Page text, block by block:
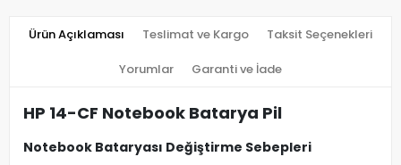
Ürün Açıklaması Teslimat ve Kargo Taksit Seçenekleri
Yorumlar Garanti ve İade
HP 14-CF Notebook Batarya Pil
Notebook Bataryası Değiştirme Sebepleri